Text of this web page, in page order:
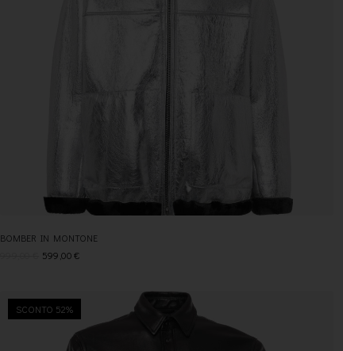
BOMBER IN MONTONE
599,00€
SCONTO 52%